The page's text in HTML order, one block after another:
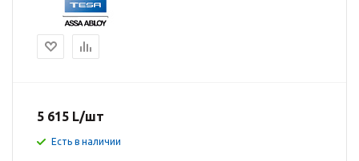
5 615 L/шт
Есть в наличии